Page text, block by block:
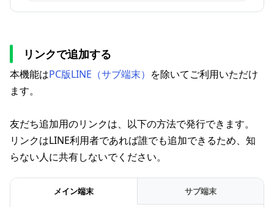
リンクで追加する
本機能はPC版LINE（サブ端末） を除いてご利用いただけ
ます。
友だち追加用のリンクは、以下の方法で発行できます。
リンクはLINE利用者であれば誰でも追加できるため、知
らない人に共有しないでください。
メイン端末 サブ端末